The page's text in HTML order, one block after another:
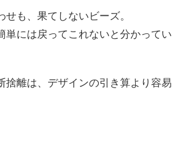
も、果てしないビーズ。
単には戻ってこれないと分かってい
捨離は、デザインの引き算より容易